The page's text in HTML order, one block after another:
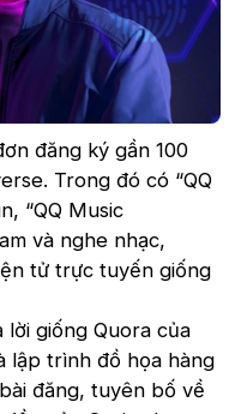
đăng ký gần 100
Trong đó có “QQ
“QQ Music
và nghe nhạc,
tử trực tuyến giống
giống Quora của
lập trình đồ họa hàng
đăng, tuyên bố về